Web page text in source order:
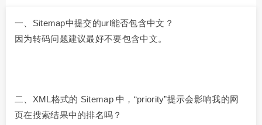
一、Sitemap中提交的url能否包含中文？
因为转码问题建议最好不要包含中文。
二、XML格式的 Sitemap 中，“priority”提示会影响我的网
页在搜索结果中的排名吗？